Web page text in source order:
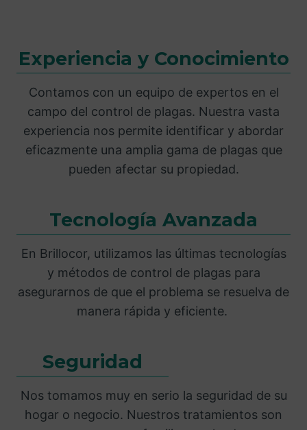
Experiencia y Conocimiento
Contamos con un equipo de expertos en el
campo del control de plagas. Nuestra vasta
experiencia nos permite identificar y abordar
eficazmente una amplia gama de plagas que
pueden afectar su propiedad.
Tecnología Avanzada
En Brillocor, utilizamos las últimas tecnologías
y métodos de control de plagas para
asegurarnos de que el problema se resuelva de
manera rápida y eficiente.
Seguridad
Nos tomamos muy en serio la seguridad de su
hogar o negocio. Nuestros tratamientos son